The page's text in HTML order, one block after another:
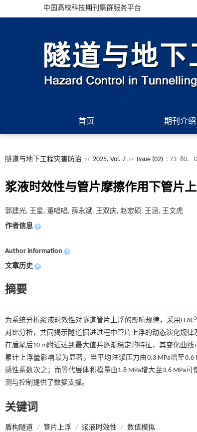
中国高校科技期刊集群服务平台
首页 期刊介绍
隧道与地下工程灾害防治 ›› 2025, Vol. 7 ›› Issue (02) : 73 -80.
浆液时效性与管片摩擦作用下管片
郭建光, 王星, 董唱唱, 薛永斌, 王双庆, 赵宏硕, 王涵, 王文虎
作者信息 +
Author information +
文章历史 +
摘要
为系统分析浆液时效性对隧道管片上浮的影响规律，采用FLAC
对比分析，共同揭示隧道掘进过程中管片上浮的动态演化规
在盾尾后10 m附近达到最大值并逐渐稳定的特征，其变化曲
累计上浮量影响最为显著，当平均注浆压力由0.3 MPa增至
感性系数次之；而等代层体积模量由1.8 MPa增大至3.6 MPa
测与控制提供了数据支撑。
关键词
盾构隧道 / 管片上浮 / 浆液时效性 / 数值模拟